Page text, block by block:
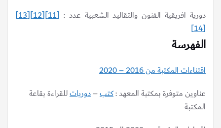
دورية افريقية الفنون والتقاليد الشعبية عدد : [11]
[12]
[13]
[14]
الفهرسة
اقتناءات المكتبة من 2016 – 2020
عناوين متوفرة بمكتبة المعهد :كتب–دورياتللقراءة بقاعة
المكتبة